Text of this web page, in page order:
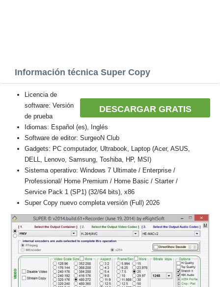
Información técnica Super Copy
DESCARGAR GRATIS
Licencia de
software: Versión
de prueba
Idiomas: Español (es), Inglés
Software de editor: SurgeoN Club
Gadgets: PC computador, Ultrabook, Laptop (Acer, ASUS,
DELL, Lenovo, Samsung, Toshiba, HP, MSI)
Sistema operativo: Windows 7 Ultimate / Enterprise /
Professional/ Home Premium / Home Basic / Starter /
Service Pack 1 (SP1) (32/64 bits), x86
Super Copy nuevo completa versión (Full) 2026